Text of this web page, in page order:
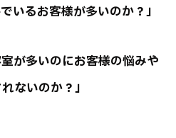
いるお客様が多いのか？」
が多いのにお客様の悩みや
ないのか？」